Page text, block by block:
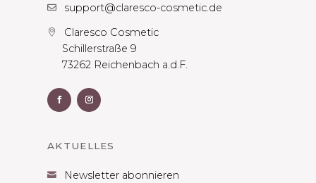
 support@claresco-cosmetic.de

Claresco Cosmetic
Schillerstraße 9
73262 Reichenbach a.d.F.
AKTUELLES
 Newsletter abonnieren